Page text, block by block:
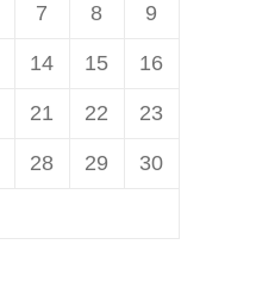
7 8 9
14 15 16
21 22 23
28 29 30